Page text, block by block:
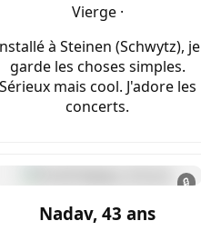
Vierge ·
à Steinen (Schwytz), je
garde les choses simples.
Sérieux mais cool. J'adore les
concerts.
🔒
Nadav, 43 ans